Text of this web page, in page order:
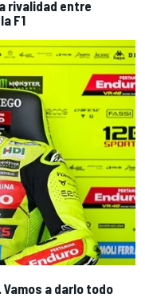
rivalidad entre
F1
Vamos a darlo todo